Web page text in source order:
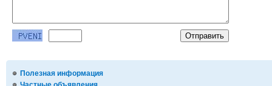
Полезная информация